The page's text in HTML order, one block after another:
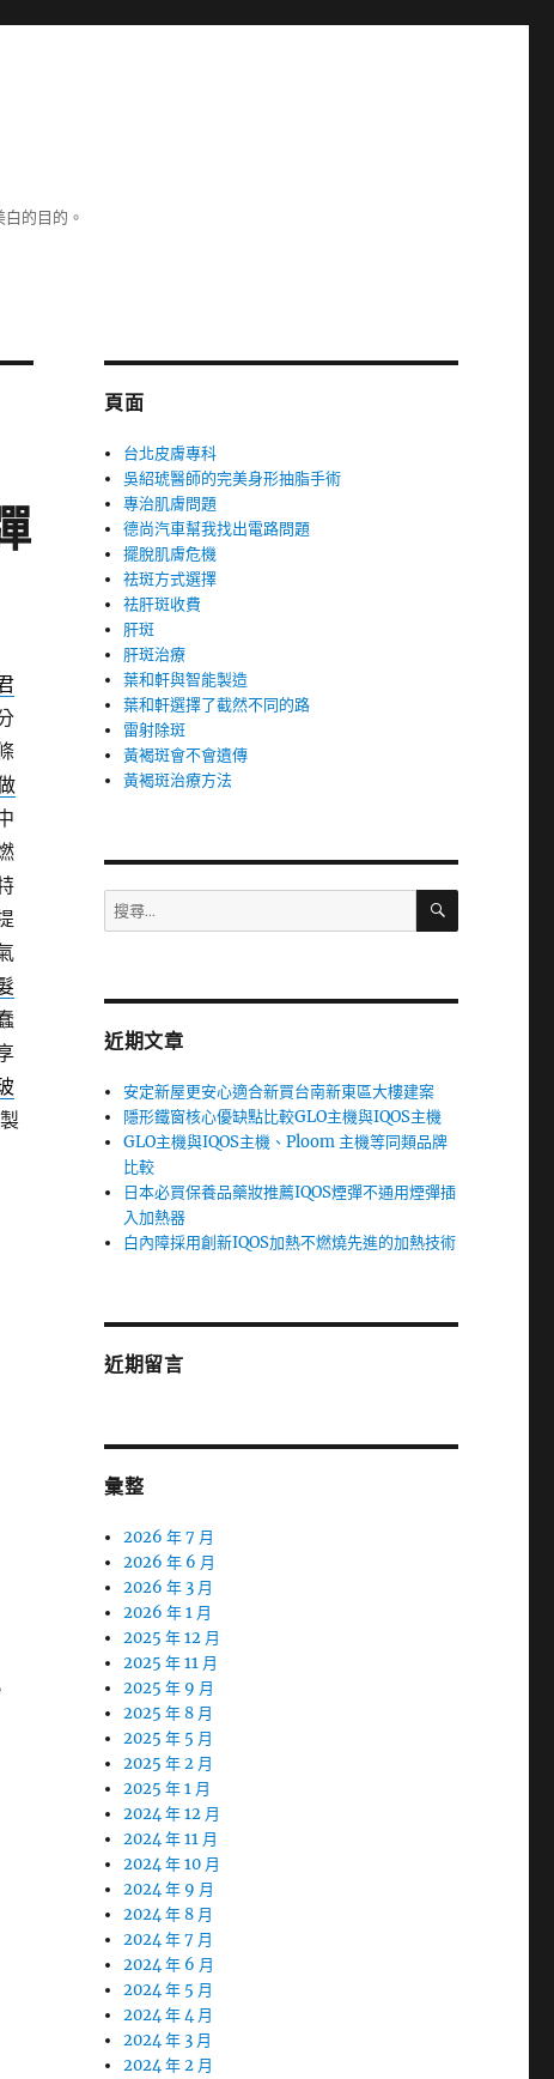
的目的。
頁面
台北皮膚專科
吳紹琥醫師的完美身形抽脂手術
專治肌膚問題
德尚汽車幫我找出電路問題
擺脫肌膚危機
祛斑方式選擇
祛肝斑收費
肝斑
肝斑治療
葉和軒與智能製造
葉和軒選擇了截然不同的路
雷射除斑
黃褐斑會不會遺傳
黃褐斑治療方法
搜
尋
字:
搜
近期文章
安定新屋更安心適合新買台南新東區大樓建案
隱形鐵窗核心優缺點比較GLO主機與IQOS主機
GLO主機與IQOS主機、Ploom 主機等同類品牌
比較
日本必買保養品藥妝推薦IQOS煙彈不通用煙彈插
入加熱器
白內障採用創新IQOS加熱不燃燒先進的加熱技術
近期留言
彙整
2026 年 7 月
2026 年 6 月
2026 年 3 月
2026 年 1 月
2025 年 12 月
2025 年 11 月
2025 年 9 月
2025 年 8 月
2025 年 5 月
2025 年 2 月
2025 年 1 月
2024 年 12 月
2024 年 11 月
2024 年 10 月
2024 年 9 月
2024 年 8 月
2024 年 7 月
2024 年 6 月
2024 年 5 月
2024 年 4 月
2024 年 3 月
2024 年 2 月